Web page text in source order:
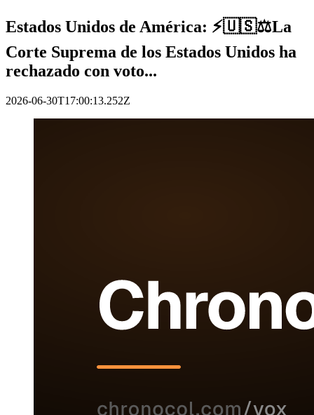
Estados Unidos de América: ⚡️🇺🇸⚖️La
Corte Suprema de los Estados Unidos ha
rechazado con voto...
2026-06-30T17:00:13.252Z